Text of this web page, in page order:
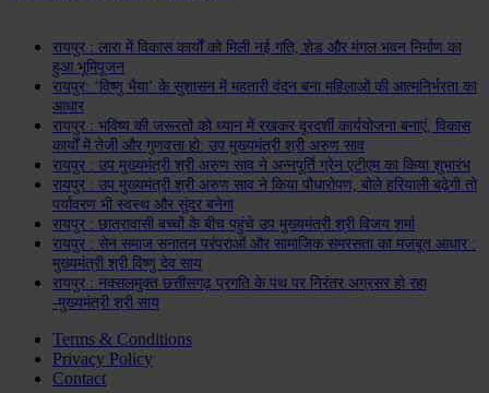
रायपुर : लारा में विकास कार्यों को मिली नई गति, शेड और मंगल भवन निर्माण का
हुआ भूमिपूजन
रायपुर: ‘विष्णु भैया’ के सुशासन में महतारी वंदन बना महिलाओं की आत्मनिर्भरता का
आधार
रायपुर : भविष्य की जरूरतों को ध्यान में रखकर दूरदर्शी कार्ययोजना बनाएं, विकास
कार्यों में तेजी और गुणवत्ता हो: उप मुख्यमंत्री श्री अरुण साव
रायपुर : उप मुख्यमंत्री श्री अरुण साव ने अन्नपूर्ति ग्रेन एटीएम का किया शुभारंभ
रायपुर : उप मुख्यमंत्री श्री अरुण साव ने किया पौधारोपण, बोले हरियाली बढ़ेगी तो
पर्यावरण भी स्वस्थ और सुंदर बनेगा
रायपुर : छात्रावासी बच्चों के बीच पहुंचे उप मुख्यमंत्री श्री विजय शर्मा
रायपुर : सेन समाज सनातन परंपराओं और सामाजिक समरसता का मजबूत आधार :
मुख्यमंत्री श्री विष्णु देव साय
रायपुर : नक्सलमुक्त छत्तीसगढ़ प्रगति के पथ पर निरंतर अग्रसर हो रहा
-मुख्यमंत्री श्री साय
Terms & Conditions
Privacy Policy
Contact